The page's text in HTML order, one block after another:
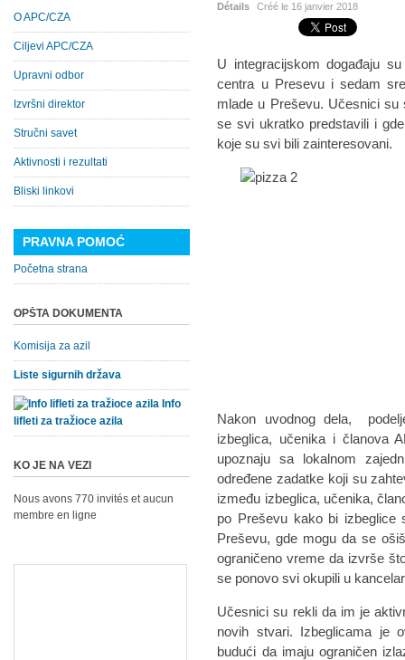
Détails Créé le 16 janvier 2018
U integracijskom događaju
centra u Presevu i sedam
mlade u Preševu. Učesnici su
se svi ukratko predstavili i
koje su svi bili zainteresovani.
Nakon uvodnog dela,
izbeglica, učenika i članova
upoznaju sa lokalnom
određene zadatke koji su
između izbeglica, učenika,
po Preševu kako bi izbeglice
Preševu, gde mogu da se
ograničeno vreme da izvrše
se ponovo svi okupili u
Učesnici su rekli da im je
novih stvari. Izbeglicama je
budući da imaju ograničen
O APC/CZA
Ciljevi APC/CZA
Upravni odbor
Izvršni direktor
Stručni savet
Aktivnosti i rezultati
Bliski linkovi
PRAVNA POMOĆ
Početna strana
OPŠTA DOKUMENTA
Komisija za azil
Liste sigurnih država
Info
lifleti za tražioce azila
KO JE NA VEZI
Nous avons 770 invités et aucun
membre en ligne